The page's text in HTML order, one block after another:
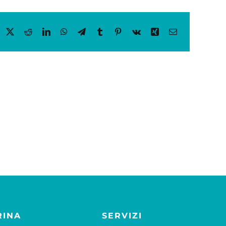
RedditLinkedInWhatsApp
TelegramTumblr Pinterest
Vk Xing Email
SERVIZI